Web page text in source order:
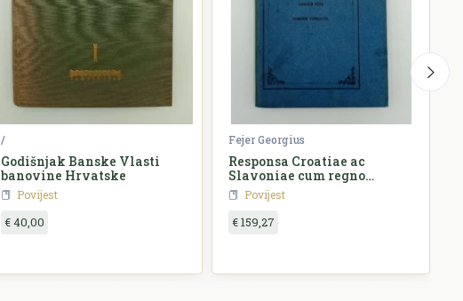
/
Godišnjak Banske Vlasti
banovine Hrvatske
Povijest
€ 40,00
Fejer Georgius
Responsa Croatiae ac
Slavoniae cum regno
Hungariae
Povijest
€ 159,27